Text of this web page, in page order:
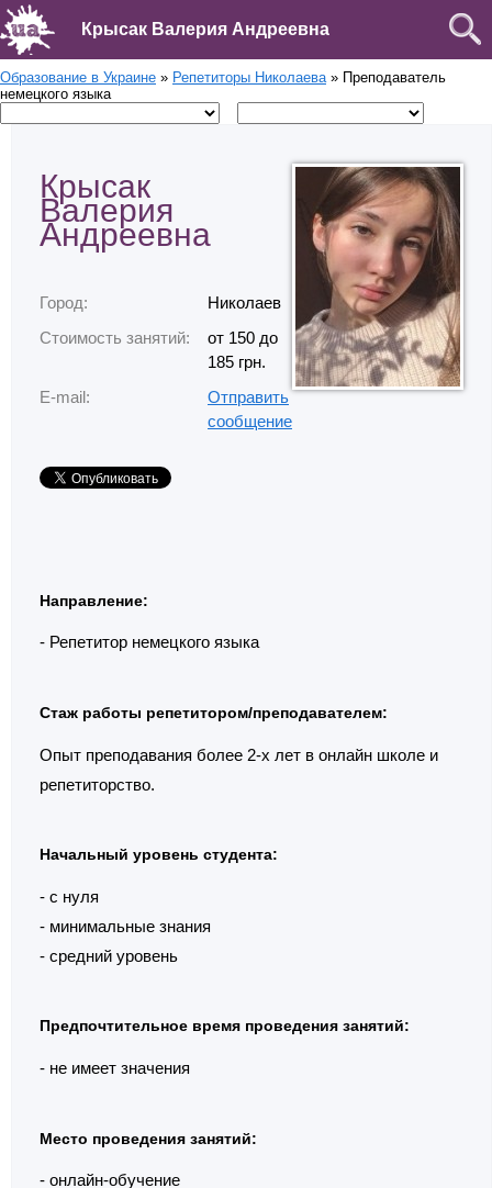
Крысак Валерия Андреевна
Образование в Украине » Репетиторы Николаева» Преподаватель
немецкого языка
Крысак
Валерия
Андреевна
Город:
Николаев
Стоимость занятий:
от 150 до
185 грн.
E-mail:
Отправить
сообщение
Направление:
- Репетитор немецкого языка
Стаж работы репетитором/преподавателем:
Опыт преподавания более 2-х лет в онлайн школе и
репетиторство.
Начальный уровень студента:
- с нуля
- минимальные знания
- средний уровень
Предпочтительное время проведения занятий:
- не имеет значения
Место проведения занятий:
- онлайн-обучение